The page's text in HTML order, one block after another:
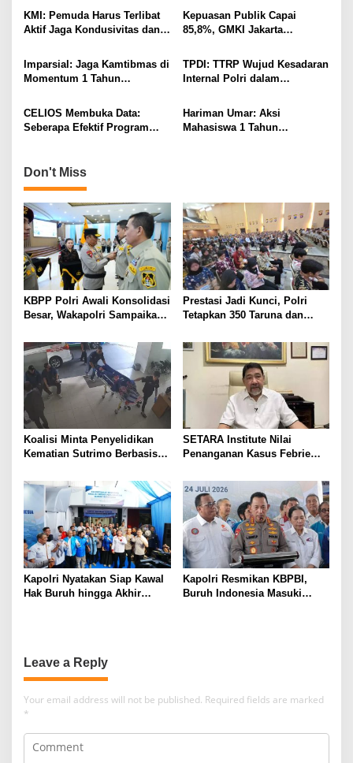
a
i
o
n
KMI: Pemuda Harus Terlibat
Aktif Jaga Kondusivitas dan
Prabowo–Gibran
Kepuasan Publik Capai
85,8%, GMKI Jakarta
Prabowo–Gibran Jaga
Kepercayaan Rakyat
Imparsial: Jaga Kamtibmas di
Momentum 1 Tahun
Gibran
TPDI: TTRP Wujud Kesadaran
Internal Polri dalam
CELIOS Membuka Data:
Seberapa Efektif Program
Hariman Umar: Aksi
Mahasiswa 1 Tahun
Don't Miss
KBPP Polri Awali Konsolidasi
Besar, Wakapolri Sampaikan
Prestasi Jadi Kunci, Polri
Tetapkan 350 Taruna dan
Koalisi Minta Penyelidikan
Kematian Sutrimo Berbasis
SETARA Institute Nilai
Penanganan Kasus Febrie
Kapolri Nyatakan Siap Kawal
Hak Buruh hingga Akhir
Kapolri Resmikan KBPBI,
Buruh Indonesia Masuki
Leave a Reply
Your email address will not be published. Required fields are marked
*